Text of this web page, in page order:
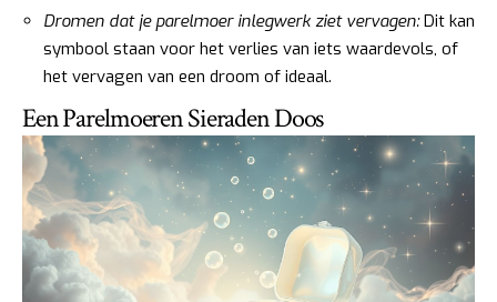
Dromen dat je parelmoer inlegwerk ziet vervagen:Dit kan
symbool staan voor het verlies van iets waardevols, of
het vervagen van een droom of ideaal.
Een Parelmoeren Sieraden Doos